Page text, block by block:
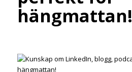
hängmattan!